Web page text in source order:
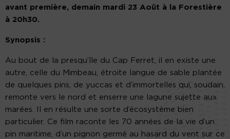
avant première, demain mardi 23 Août à la Forestière
à 20h30.
Synopsis :
Au bout de la presqu’île du Cap Ferret, il en existe une
autre, celle du Mimbeau, étroite langue de sable plantée
de quelques pins, de yuccas et d’immortelles qui, soudain,
remonte vers le nord et enserre une lagune sujette aux
marées. Il en résulte une sorte d’écosystème bien
particulier. Ce film raconte les 70 années de la vie d’un
pin maritime, d’un pignon germé au hasard du vent sur ce